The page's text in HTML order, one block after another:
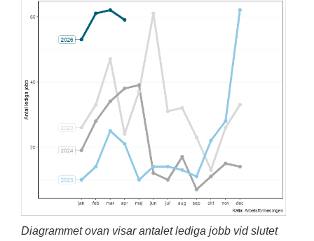
Diagrammet ovan visar antalet lediga jobb vid slutet